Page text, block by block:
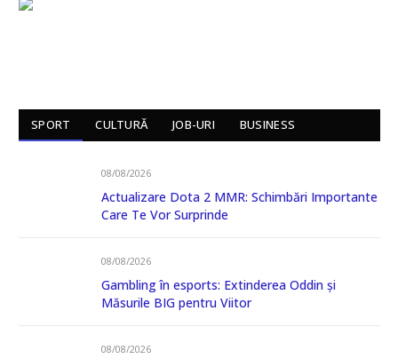
SPORT CULTURĂ JOB-URI BUSINESS
08/08/2026
Actualizare Dota 2 MMR: Schimbări Importante
Care Te Vor Surprinde
08/08/2026
Gambling în esports: Extinderea Oddin și
Măsurile BIG pentru Viitor
08/08/2026